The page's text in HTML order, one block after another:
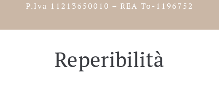
P.Iva 11213650010 – REA To-1196752
Reperibilità